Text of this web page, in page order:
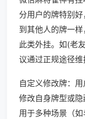
分用户的牌特别
到其他人的牌一
此类外挂。如(老
议通过正规途径维
自定义修改牌：用
修改自身牌型或
用于多种场景（